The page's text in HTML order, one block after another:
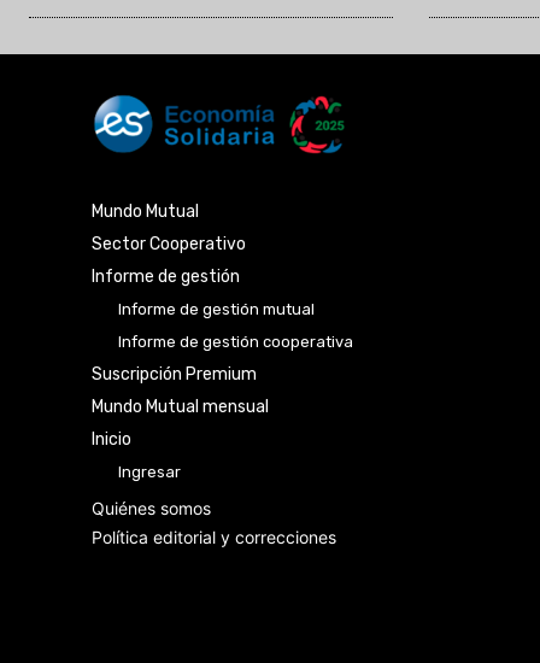
Mundo Mutual
Sector Cooperativo
Informe de gestión
Informe de gestión mutual
Informe de gestión cooperativa
Suscripción Premium
Mundo Mutual mensual
Inicio
Ingresar
Quiénes somos
Política editorial y correcciones